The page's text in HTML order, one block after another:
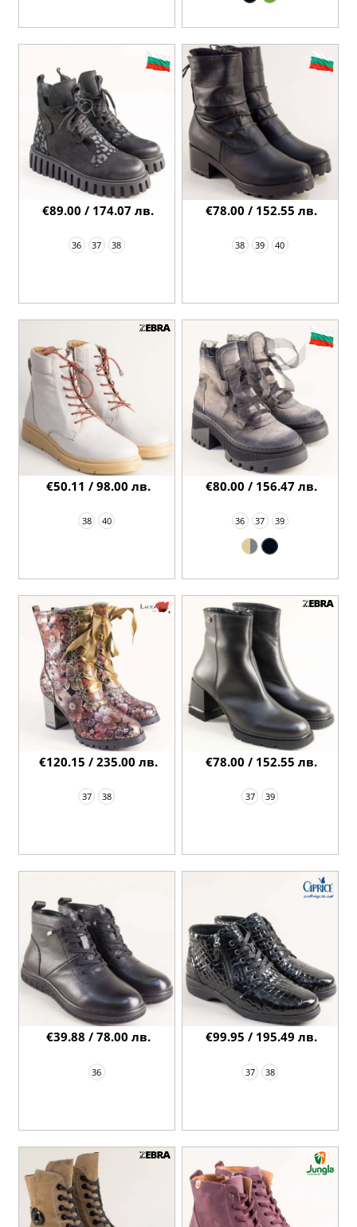
36 37 38
€89.00 / 174.07 лв.
38 39 40
€78.00 / 152.55 лв.
38 40
€50.11 / 98.00 лв.
36 37 39
€80.00 / 156.47 лв.
37 38
€120.15 / 235.00 лв.
37 39
€78.00 / 152.55 лв.
36
€39.88 / 78.00 лв.
37 38
€99.95 / 195.49 лв.